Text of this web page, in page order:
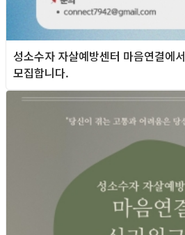
성소수자 자살예방센터 마음연결에
모집합니다.